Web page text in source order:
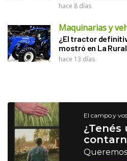
hace 8 días
Maquinarias y
¿El tractor
mostró en La
hace 13 días
El campo y vos
¿Tenés